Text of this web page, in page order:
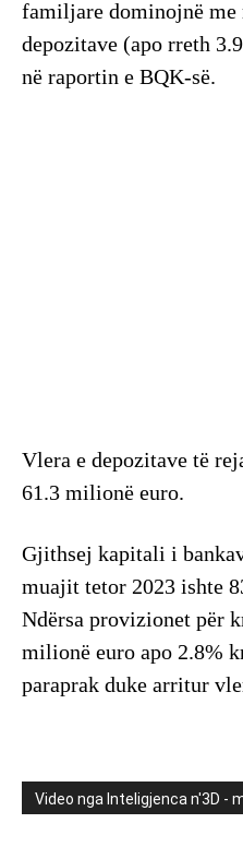
familjare dominojnë
depozitave (apo rreth
në raportin e BQK-së.
Vlera e depozitave të
61.3 milionë euro.
Gjithsej kapitali i
muajit tetor 2023 ishte
Ndërsa provizionet për
milionë euro apo 2.8%
paraprak duke arritur
Video nga Inteligjenca n'3D -